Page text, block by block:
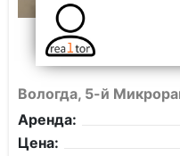
Вологда, 5-й
Аренда:
Цена: